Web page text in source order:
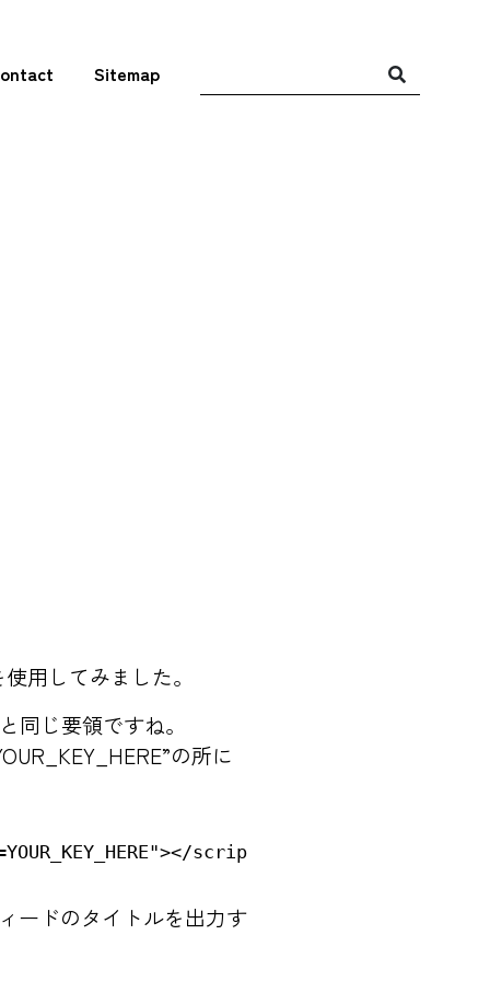
Sitemap
使用してみました。
同じ要領ですね。
の所に
ードのタイトルを出力す